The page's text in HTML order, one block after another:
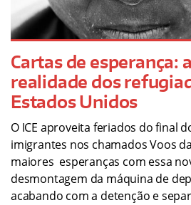
Cartas de esperança:
realidade dos
Estados Unidos
O ICE aproveita feriados do final
imigrantes nos chamados Voos
maiores esperanças com essa
desmontagem da máquina de
acabando com a detenção e